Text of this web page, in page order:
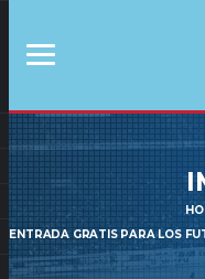
ENTRADA GRATIS PARA LOS